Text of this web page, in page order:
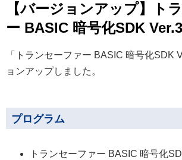
【バージョンアップ】ト
ー BASIC 暗号化SDK
「トランセーファー BASIC 暗号化SDK
ョンアップしました。
プログラム
トランセーファー BASIC 暗号化